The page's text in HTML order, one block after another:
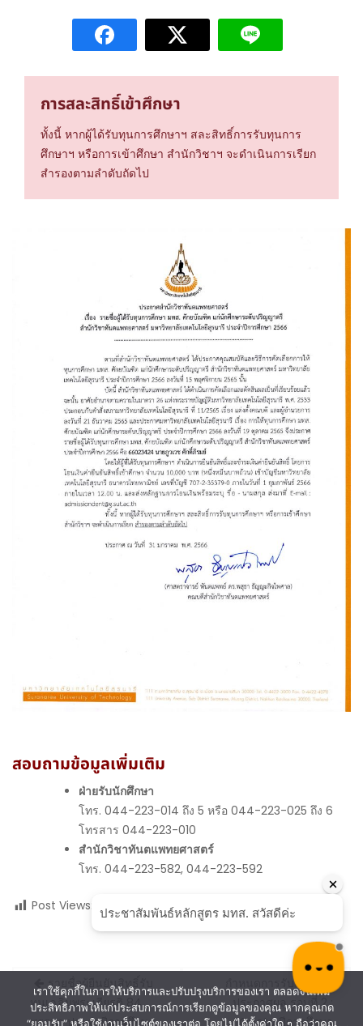
การสละสิทธิ์เข้าศึกษา
ทั้งนี้ หากผู้ได้รับทุนการศึกษาฯ สละสิทธิ์การรับทุนการ
ศึกษาฯ หรือการเข้าศึกษา สำนักวิชาฯ จะดำเนินการเรียก
สำรองตามลำดับถัดไป
สอบถามข้อมูลเพิ่มเติม
ฝ่ายรับนักศึกษา
โทร. 044-223-014 ถึง 5 หรือ 044-223-025 ถึง 6
โทรสาร 044-223-010
สำนักวิชาทันตแพทยศาสตร์
โทร. 044-223-582, 044-223-592
Post Views: 25
Post
navigation
รายชื่อผู้ยืนยันสิทธิ์รับ
ทุนเฉลิมพระเกียรติ 84
พรรษา ประจำปีการศึกษา
กำหนดการรับสมัคร –
ประกาศผล รอบที่ 2 :
Quota ปีการศึกษา
เราใช้คุกกี้ในการให้บริการและปรับปรุงบริการของเรา ตลอดจนเพิ่ม
ประสิทธิภาพให้แก่ประสบการณ์การเรียกดูข้อมูลของคุณ หากคุณกด